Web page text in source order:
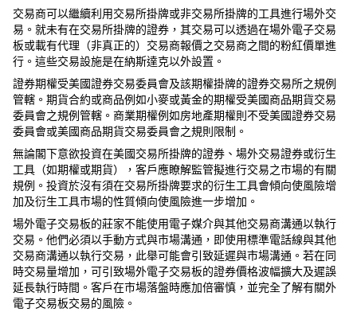
交易商可以繼續利用交易所掛牌或非交易所掛牌的工具進行場外交
易。就未有在交易所掛牌的證券，其交易可以透過在場外電子交易
板或載有代理（非真正的）交易商報價之交易商之間的粉紅價單進
行。這些交易設施是在納斯達克以外設置。
證券期權受美國證券交易委員會及該期權掛牌的證券交易所之規例
管轄。期貨合約或商品例如小麥或黃金的期權受美國商品期貨交易
委員會之規例管轄。商業期權例如房地產期權則不受美國證券交易
委員會或美國商品期貨交易委員會之規則限制。
無論閣下意欲投資在美國交易所掛牌的證券、場外交易證券或衍生
工具（如期權或期貨），客戶應瞭解監管擬進行交易之市場的有關
規例。投資於沒有須在交易所掛牌要求的衍生工具會傾向使風險增
加及衍生工具市場的性質傾向使風險進一步增加。
場外電子交易板的莊家不能使用電子媒介與其他交易商溝通以執行
交易。他們必須以手動方式與市場溝通，即使用標準電話線與其他
交易商溝通以執行交易，此舉可能會引致延遲與市場溝通。若在同
時交易量增加，可引致場外電子交易板的證券價格波幅擴大及遲誤
延長執行時間。客戶在市場落盤時應加倍審慎，並完全了解有關外
電子交易板交易的風險。